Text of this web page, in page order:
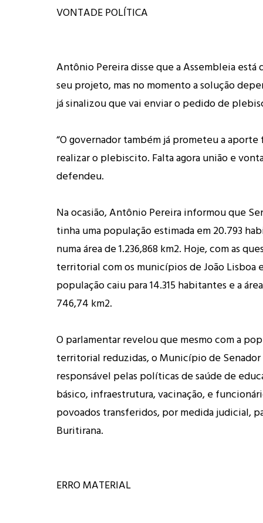
VONTADE POLÍTICA
Antônio Pereira disse que a Assembleia está
seu projeto, mas no momento a solução
já sinalizou que vai enviar o pedido de
“O governador também já prometeu a
realizar o plebiscito. Falta agora união e
defendeu.
Na ocasião, Antônio Pereira informou que
tinha uma população estimada em 20.793
numa área de 1.236,868 km2. Hoje, com as
territorial com os municípios de João Lisboa
população caiu para 14.315 habitantes e a
746,74 km2.
O parlamentar revelou que mesmo com a
territorial reduzidas, o Município de Senador
responsável pelas políticas de saúde de
básico, infraestrutura, vacinação, e
povoados transferidos, por medida judicial,
Buritirana.
ERRO MATERIAL